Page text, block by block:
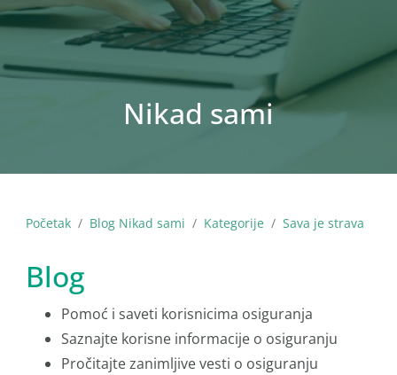
Nikad sami
Početak Blog Nikad sami Kategorije Sava je strava
Blog
Pomoć i saveti korisnicima osiguranja
Saznajte korisne informacije o osiguranju
Pročitajte zanimljive vesti o osiguranju